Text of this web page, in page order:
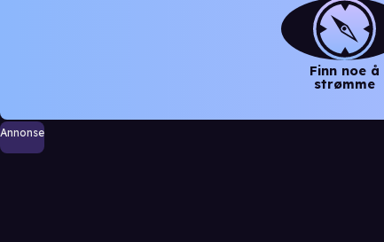
Finn noe å
strømme
Annonse